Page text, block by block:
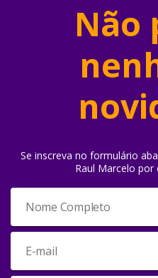
Não
Se inscreva no formulário
Raul Marcelo por